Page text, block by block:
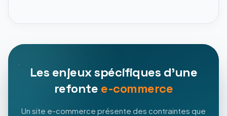
Les enjeux spécifiques d'une
refonte e-commerce
Un site e-commerce présente des contraintes que